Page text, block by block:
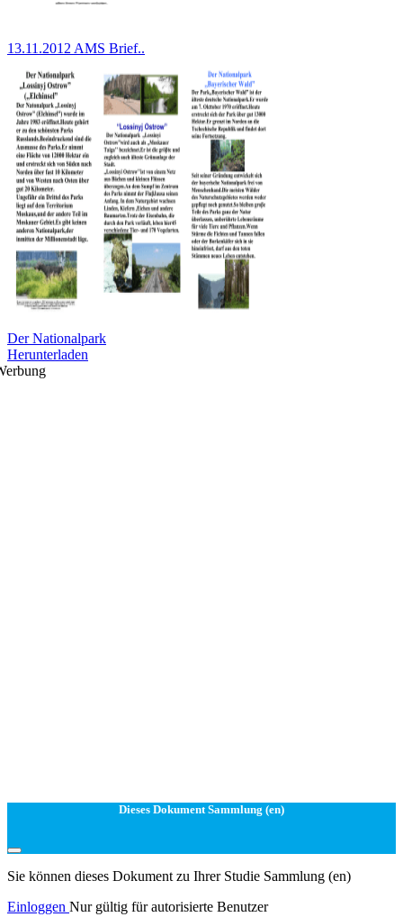
13.11.2012 AMS Brief..
Der Nationalpark
Herunterladen
Dieses Dokument Sammlung (en)
Sie können dieses Dokument zu Ihrer Studie Sammlung (en)
Einloggen Nur gültig für autorisierte Benutzer